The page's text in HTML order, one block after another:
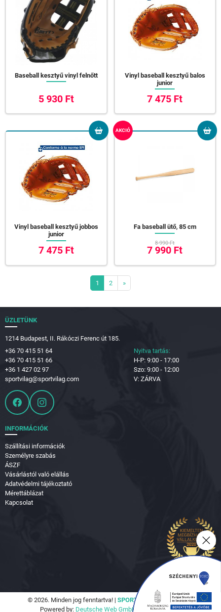
Baseball kesztyű vinyl felnőtt
5 930 Ft
Vinyl baseball kesztyű balos
junior
7 475 Ft
Vinyl baseball kesztyű jobbos
junior
7 475 Ft
AKCIÓ
Fa baseball ütő, 85 cm
8 990 Ft
7 990 Ft
1 2 »
ÜZLETÜNK
1214 Budapest, II. Rákóczi Ferenc út 185.
+36 70 415 51 64
+36 70 415 51 66
+36 1 427 02 97
sportvilag@sportvilag.com
Nyitva tartás:
H-P: 9:00 - 17:00
Szo: 9:00 - 12:00
V: ZÁRVA
INFORMÁCIÓK
Szállítási információk
Személyre szabás
ÁSZF
Vásárlástól való elállás
Adatvédelmi tájékoztató
Mérettáblázat
Kapcsolat
© 2026. Minden jog fenntartva! | SPORTVILÁG Hungary Kft.
Powered by: Deutsche Web GmbH. Seo Tools Kft.